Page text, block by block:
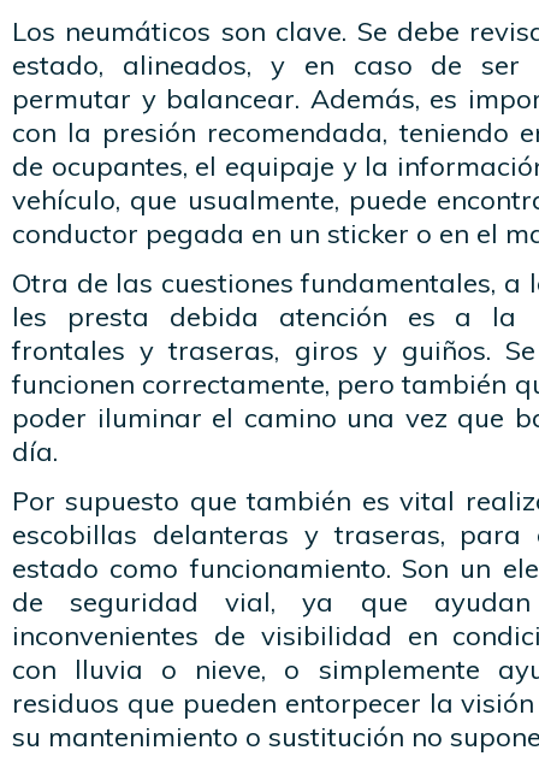
Los neumáticos son clave. Se debe
estado, alineados, y en caso de ser
permutar y balancear. Además, es
con la presión recomendada, teniendo
de ocupantes, el equipaje y la
vehículo, que usualmente, puede
conductor pegada en un sticker o en el
Otra de las cuestiones fundamentales, a
les presta debida atención es a la
frontales y traseras, giros y guiños.
funcionen correctamente, pero también
poder iluminar el camino una vez que
día.
Por supuesto que también es vital
escobillas delanteras y traseras,
estado como funcionamiento. Son un
de seguridad vial, ya que
inconvenientes de visibilidad en
con lluvia o nieve, o simplemente
residuos que pueden entorpecer la
su mantenimiento o sustitución no